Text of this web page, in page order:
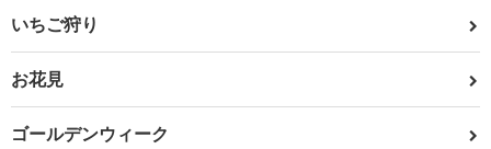
いちご狩り
お花見
ゴールデンウィーク